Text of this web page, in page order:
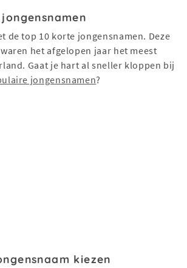
de top 10 korte jongensnamen. Deze
het afgelopen jaar het meest
Gaat je hart al sneller kloppen bij
jongensnamen?
kiezen